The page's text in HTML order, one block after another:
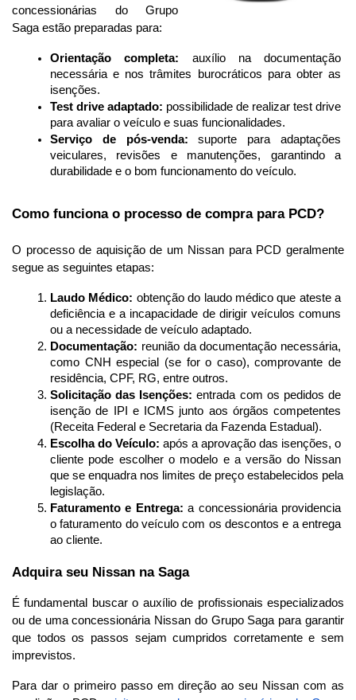
concessionárias do Grupo
Saga estão preparadas para:
Orientação completa: auxílio na documentação
necessária e nos trâmites burocráticos para obter as
isenções.
Test drive adaptado: possibilidade de realizar test drive
para avaliar o veículo e suas funcionalidades.
Serviço de pós-venda: suporte para adaptações
veiculares, revisões e manutenções, garantindo a
durabilidade e o bom funcionamento do veículo.
Como funciona o processo de compra para PCD?
O processo de aquisição de um Nissan para PCD geralmente
segue as seguintes etapas:
Laudo Médico: obtenção do laudo médico que ateste a
deficiência e a incapacidade de dirigir veículos comuns
ou a necessidade de veículo adaptado.
Documentação: reunião da documentação necessária,
como CNH especial (se for o caso), comprovante de
residência, CPF, RG, entre outros.
Solicitação das Isenções: entrada com os pedidos de
isenção de IPI e ICMS junto aos órgãos competentes
(Receita Federal e Secretaria da Fazenda Estadual).
Escolha do Veículo: após a aprovação das isenções, o
cliente pode escolher o modelo e a versão do Nissan
que se enquadra nos limites de preço estabelecidos pela
legislação.
Faturamento e Entrega: a concessionária providencia
o faturamento do veículo com os descontos e a entrega
ao cliente.
Adquira seu Nissan na Saga
É fundamental buscar o auxílio de profissionais especializados
ou de uma concessionária Nissan do Grupo Saga para garantir
que todos os passos sejam cumpridos corretamente e sem
imprevistos.
Para dar o primeiro passo em direção ao seu Nissan com as